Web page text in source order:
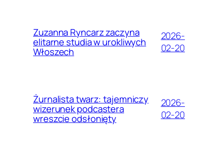
Zuzanna Ryncarz zaczyna
elitarne studia w urokliwych
Włoszech
2026-
02-20
Żurnalista twarz: tajemniczy
wizerunek podcastera
wreszcie odsłonięty
2026-
02-20